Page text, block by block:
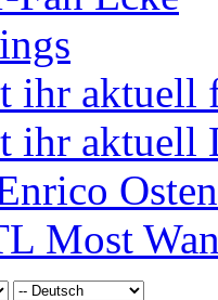
ihr aktuell
ihr aktuell
Most